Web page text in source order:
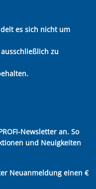
es sich nicht um
zu
Newsletter an. So
und Neuigkeiten
Neuanmeldung einen €